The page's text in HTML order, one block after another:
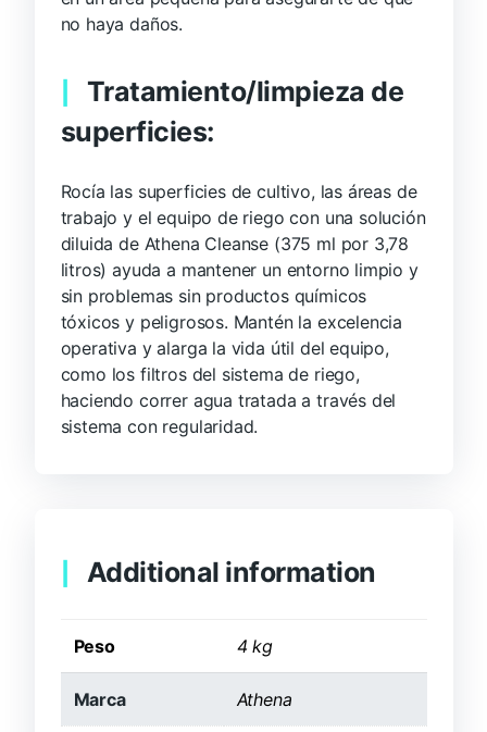
no haya daños.
Tratamiento/limpieza de
superficies:
Rocía las superficies de cultivo, las áreas de
trabajo y el equipo de riego con una solución
diluida de Athena Cleanse (375 ml por 3,78
litros) ayuda a mantener un entorno limpio y
sin problemas sin productos químicos
tóxicos y peligrosos. Mantén la excelencia
operativa y alarga la vida útil del equipo,
como los filtros del sistema de riego,
haciendo correr agua tratada a través del
sistema con regularidad.
Additional information
Peso 4 kg
Marca Athena